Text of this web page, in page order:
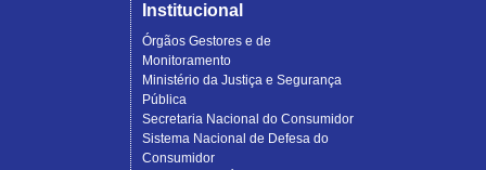
Institucional
Órgãos Gestores e de
Monitoramento
Ministério da Justiça e Segurança
Pública
Secretaria Nacional do Consumidor
Sistema Nacional de Defesa do
Consumidor